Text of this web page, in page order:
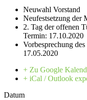
Neu­wahl Vorstand
Neu­fest­set­zung der
2. Tag der offe­nen
Ter­min: 17.10.2020
Vor­be­spre­chung
17.05.2020
+ Zu Google
+ iCal / Outlook
Datum